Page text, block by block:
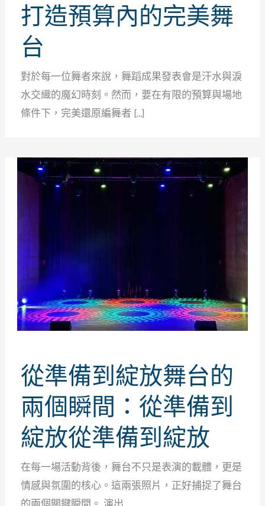
打造預算內的完美舞
台
對於每一位舞者來說，舞蹈成果發表會是汗水與淚
水交織的魔幻時刻。然而，要在有限的預算與場地
條件下，完美還原編舞者 […]
從準備到綻放舞台的
兩個瞬間：從準備到
綻放從準備到綻放
在每一場活動背後，舞台不只是表演的載體，更是
情感與氛圍的核心。這兩張照片，正好捕捉了舞台
的兩個關鍵瞬間。 演出